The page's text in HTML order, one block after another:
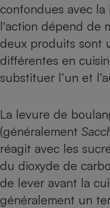
confondues avec
l'action dépend de
deux produits sont
différentes en
substituer l’un et
La levure de
(généralement
réagit avec les
du dioxyde de
de lever avant la
généralement un